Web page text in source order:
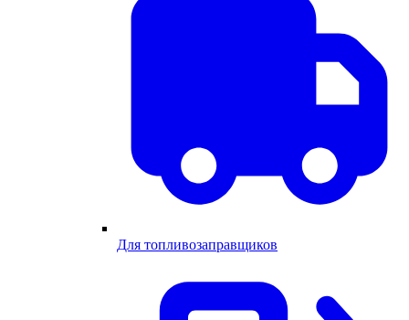
Для топливозаправщиков